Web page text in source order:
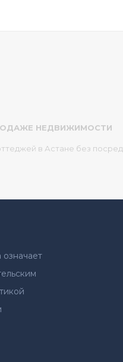
НЕДВИЖИМОСТИ
в Астане без
означает